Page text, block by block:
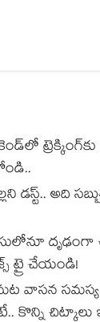
ఈ
డస్ట్.. అది
ట్రై చేయండి!
వాసన
కొన్ని చిట్కాలు